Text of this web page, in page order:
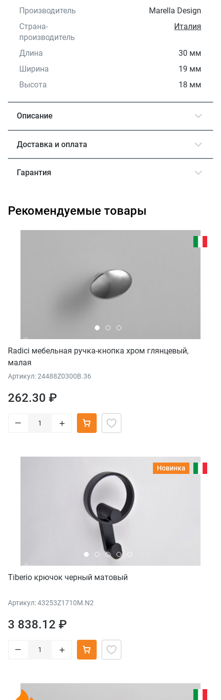
Производитель
Marella Design
Страна-
производитель
Италия
Длина
30 мм
Ширина
19 мм
Высота
18 мм
Описание
Доставка и оплата
Гарантия
Рекомендуемые товары
Radici мебельная ручка-кнопка хром глянцевый,
малая
Артикул: 24488Z0300B.36
262.30 ₽
– +
Новинка
Tiberio крючок черный матовый
Артикул: 43253Z1710M.N2
3 838.12 ₽
– +